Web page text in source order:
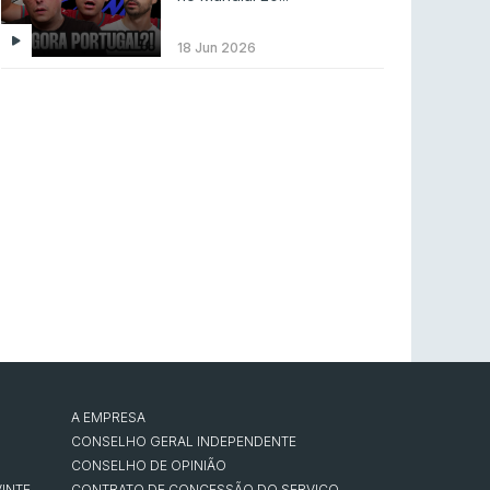
MOUZ surpreende Spirit para vencer BLAST
Bounty
18 Jun 2026
A EMPRESA
CONSELHO GERAL INDEPENDENTE
CONSELHO DE OPINIÃO